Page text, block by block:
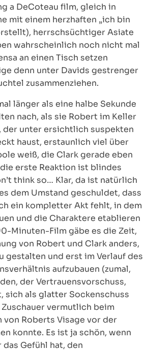
a DeCoteau film, gleich in
mit einem herzhaften „ich bin
herrschsüchtiger Asiate
wahrscheinlich noch nicht mal
an einen Tisch setzen
denn unter Davids gestrenger
zusammenziehen.
länger als eine halbe Sekunde
nach, als sie Robert im Keller
der unter ersichtlich suspekten
haust, erstaunlich viel über
weiß, die Clark gerade eben
erste Reaktion ist blindes
think so… Klar, da ist natürlich
dem Umstand geschuldet, dass
ein kompletter Akt fehlt, in dem
und die Charaktere etablieren
Minuten-Film gäbe es die Zeit,
von Robert und Clark anders,
gestalten und erst im Verlauf des
aufzubauen (zumal,
der Vertrauensvorschuss,
sich als glatter Sockenschuss
vermutlich beim
von Roberts Visage vor der
konnte. Es ist ja schön, wenn
das Gefühl hat, den